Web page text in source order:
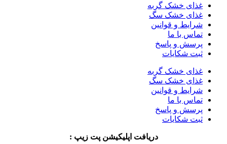
غذای خشک گربه
غذای خشک سگ
شرایط و قوانین
تماس با ما
پرسش و پاسخ
ثبت شکایات
غذای خشک گربه
غذای خشک سگ
شرایط و قوانین
تماس با ما
پرسش و پاسخ
ثبت شکایات
دریافت اپلیکیشن پت زیپ :